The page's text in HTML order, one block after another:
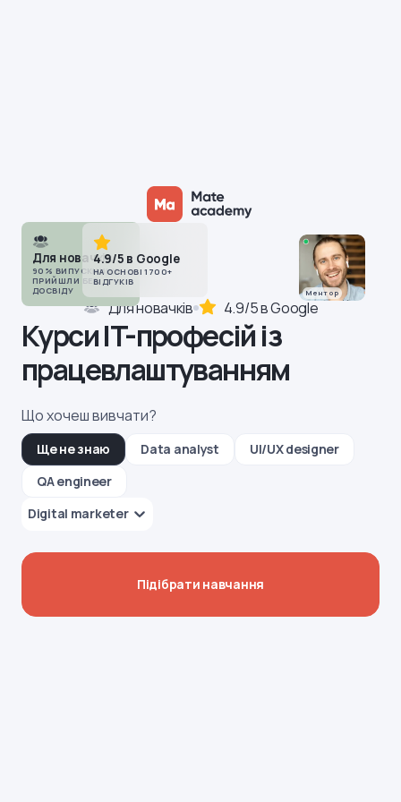
Для новачків
90% ВИПУСКНИКІВ
ПРИЙШЛИ БЕЗ
ДОСВІДУ
Ментор
4.9/5 в Google
НА ОСНОВІ 1700+
ВІДГУКІВ
Для новачків 4.9/5 в Google
Курси IT-професій із
працевлаштуванням
Що хочеш вивчати?
Ще не знаю Data analyst
UI/UX designer
QA engineer
Digital marketer
Підібрати навчання